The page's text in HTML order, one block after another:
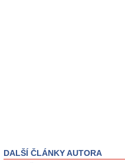
DALŠÍ ČLÁNKY AUTORA